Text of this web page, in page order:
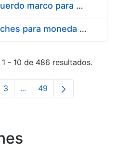
Contratación de acuerdo marco para el Suministro de Material de Electricidad para la Fábrica Nacional de Moneda y Timbre-Real Casa de la Moneda en su centro de trabajo de Burgos
Suministro de estuches para moneda de 30 €
- 10 de 486 resultados.
Página
3 ...Páginas intermedias Use
Página
49